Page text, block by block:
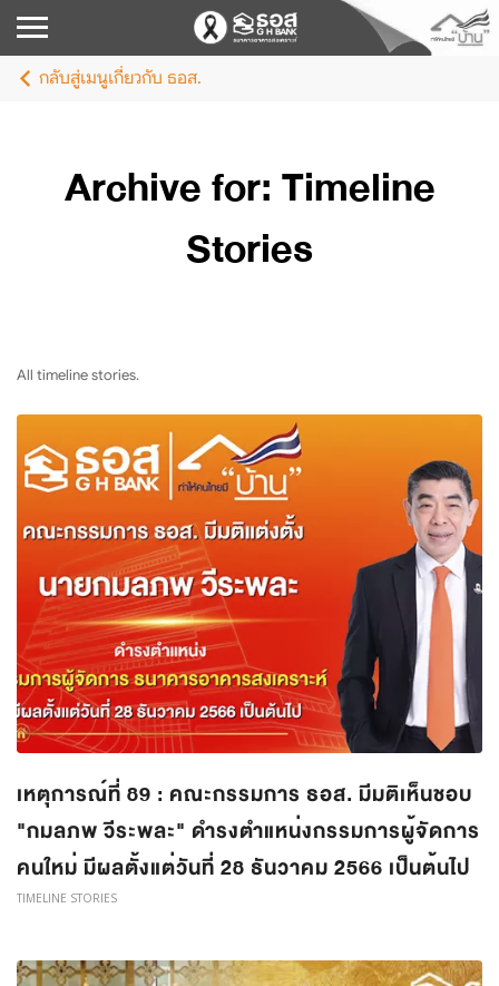
กลับสู่เมนูเกี่ยวกับ ธอส.
Archive for: Timeline
Stories
All timeline stories.
เหตุการณ์ที่ 89 : คณะกรรมการ ธอส. มีมติเห็นชอบ
"กมลภพ วีระพละ" ดำรงตำแหน่งกรรมการผู้จัดการ
คนใหม่ มีผลตั้งแต่วันที่ 28 ธันวาคม 2566 เป็นต้นไป
TIMELINE STORIES